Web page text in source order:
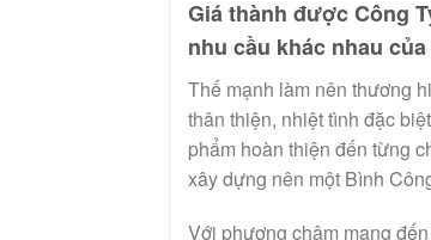
Giá thành được Công
nhu cầu khác nhau
Thế mạnh làm nên thương
thân thiện, nhiệt tình đặc
phẩm hoàn thiện đến từng
xây dựng nên một Bình
Với phương châm mang